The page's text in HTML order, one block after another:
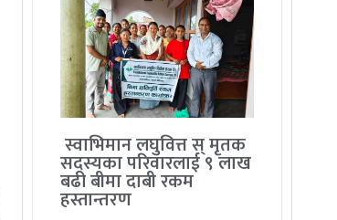
स्वाभिमान लघुवित्त स् मृतक
सदस्यका परिवारलाई ९ लाख
बढी बीमा दाबी रकम
हस्तान्तरण